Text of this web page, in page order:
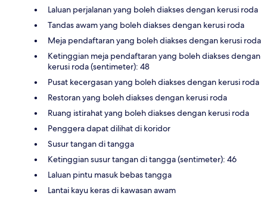
Laluan perjalanan yang boleh diakses dengan kerusi roda
Tandas awam yang boleh diakses dengan kerusi roda
Meja pendaftaran yang boleh diakses dengan kerusi roda
Ketinggian meja pendaftaran yang boleh diakses dengan
kerusi roda (sentimeter): 48
Pusat kecergasan yang boleh diakses dengan kerusi roda
Restoran yang boleh diakses dengan kerusi roda
Ruang istirahat yang boleh diakses dengan kerusi roda
Penggera dapat dilihat di koridor
Susur tangan di tangga
Ketinggian susur tangan di tangga (sentimeter): 46
Laluan pintu masuk bebas tangga
Lantai kayu keras di kawasan awam